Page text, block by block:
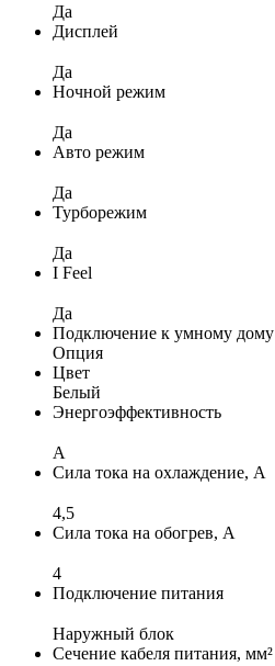
Да
Дисплей
Да
Ночной режим
Да
Авто режим
Да
Турборежим
Да
I Feel
Да
Подключение к умному дому
Опция
Цвет
Белый
Энергоэффективность
A
Сила тока на охлаждение, А
4,5
Сила тока на обогрев, А
4
Подключение питания
Наружный блок
Сечение кабеля питания, мм²